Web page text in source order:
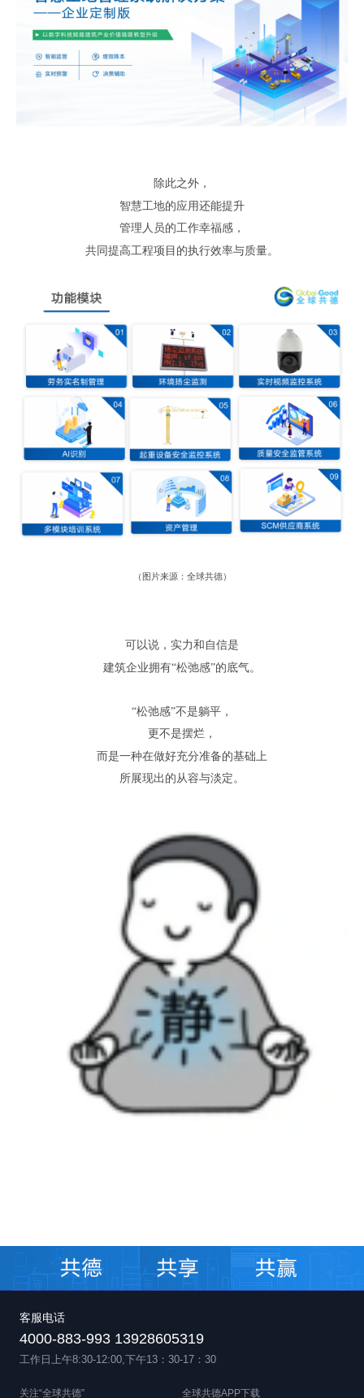
除此之外 ，
智慧工地的应用还能提升
管理人员的工作幸福感 ，
共同提高工程项目的执行效率与质量。
（ 图片来源： 全球共德）
可以说 ， 实力和自信是
建筑企业拥有“松弛感”的底气。
“松弛感”不是躺平，
更不是摆烂 ，
而是一种在做好充分准备的基础上
所展现出的从容与淡定。
客服电话
4000-883-993 13928605319
工作日上午8:30-12:00,下午13：30-17：30
关注“全球共德” 全球共德APP下载